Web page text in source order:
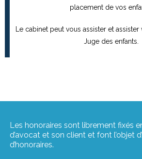
placement de vos
Le cabinet peut vous assister et
Juge des enfants.
Les honoraires sont librement fixés
d’avocat et son client et font l’objet
d’honoraires.